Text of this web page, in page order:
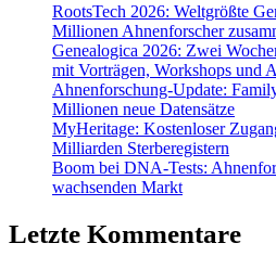
RootsTech 2026: Weltgrößte
Millionen Ahnenforscher
Genealogica 2026: Zwei
mit Vorträgen, Workshops und
Ahnenforschung-Update:
Millionen neue Datensätze
MyHeritage: Kostenloser
Milliarden Sterberegistern
Boom bei DNA-Tests:
wachsenden Markt
Letzte Kommentare